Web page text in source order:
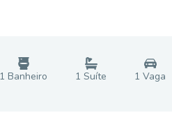
1 Banheiro 1 Suíte 1 Vaga